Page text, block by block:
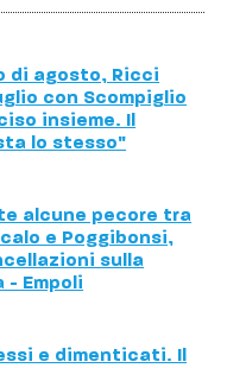
di agosto, Ricci
con Scompiglio
insieme. Il
lo stesso"
alcune pecore tra
e Poggibonsi,
sulla
Empoli
e dimenticati. Il